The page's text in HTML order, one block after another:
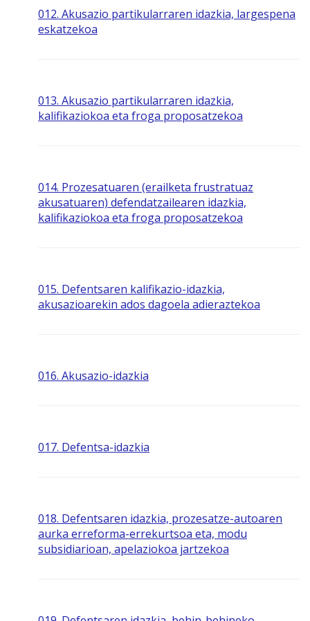
012. Akusazio partikularraren idazkia, largespena
eskatzekoa
013. Akusazio partikularraren idazkia,
kalifikaziokoa eta froga proposatzekoa
014. Prozesatuaren (erailketa frustratuaz
akusatuaren) defendatzailearen idazkia,
kalifikaziokoa eta froga proposatzekoa
015. Defentsaren kalifikazio-idazkia,
akusazioarekin ados dagoela adieraztekoa
016. Akusazio-idazkia
017. Defentsa-idazkia
018. Defentsaren idazkia, prozesatze-autoaren
aurka erreforma-errekurtsoa eta, modu
subsidiarioan, apelaziokoa jartzekoa